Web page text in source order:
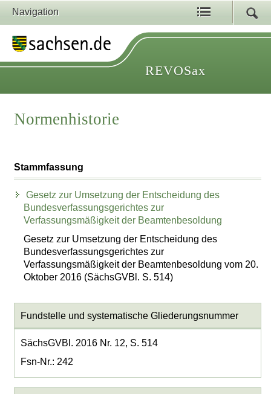
Navigation
REVOSax
Normenhistorie
Stammfassung
Gesetz zur Umsetzung der Entscheidung des
Bundesverfassungsgerichtes zur
Verfassungsmäßigkeit der Beamtenbesoldung
Gesetz zur Umsetzung der Entscheidung des
Bundesverfassungsgerichtes zur
Verfassungsmäßigkeit der Beamtenbesoldung vom 20.
Oktober 2016 (SächsGVBl. S. 514)
Fundstelle und systematische Gliederungsnummer
SächsGVBl. 2016 Nr. 12, S. 514
Fsn-Nr.: 242